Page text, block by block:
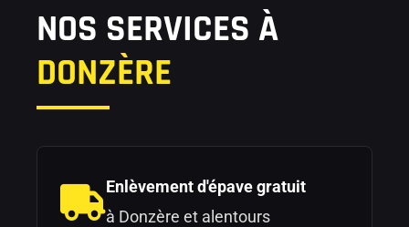
NOS SERVICES À
DONZÈRE
Enlèvement d'épave gratuit
à Donzère et alentours